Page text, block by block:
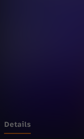
i
Details